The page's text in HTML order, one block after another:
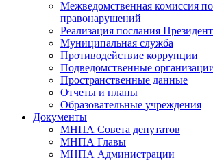
Межведомственная комиссия
правонарушений
Реализация послания
Муниципальная служба
Противодействие коррупции
Подведомственные
Пространственные данные
Отчеты и планы
Образовательные учреждения
Документы
МНПА Совета депутатов
МНПА Главы
МНПА Администрации